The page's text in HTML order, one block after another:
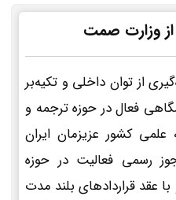
از وزارت صمت
از توان داخلی و تکیه‌بر
فعال در حوزه ترجمه و
کشور عزیزمان ایران
رسمی فعالیت در حوزه
عقد قراردادهای بلند مدت